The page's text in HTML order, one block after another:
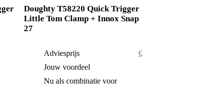
Doughty T58220 Quick Trigger
Little Tom Clamp + Innox Snap
27
Adviesprijs
€ 70,50
Jouw voordeel
Nu als combinatie voor